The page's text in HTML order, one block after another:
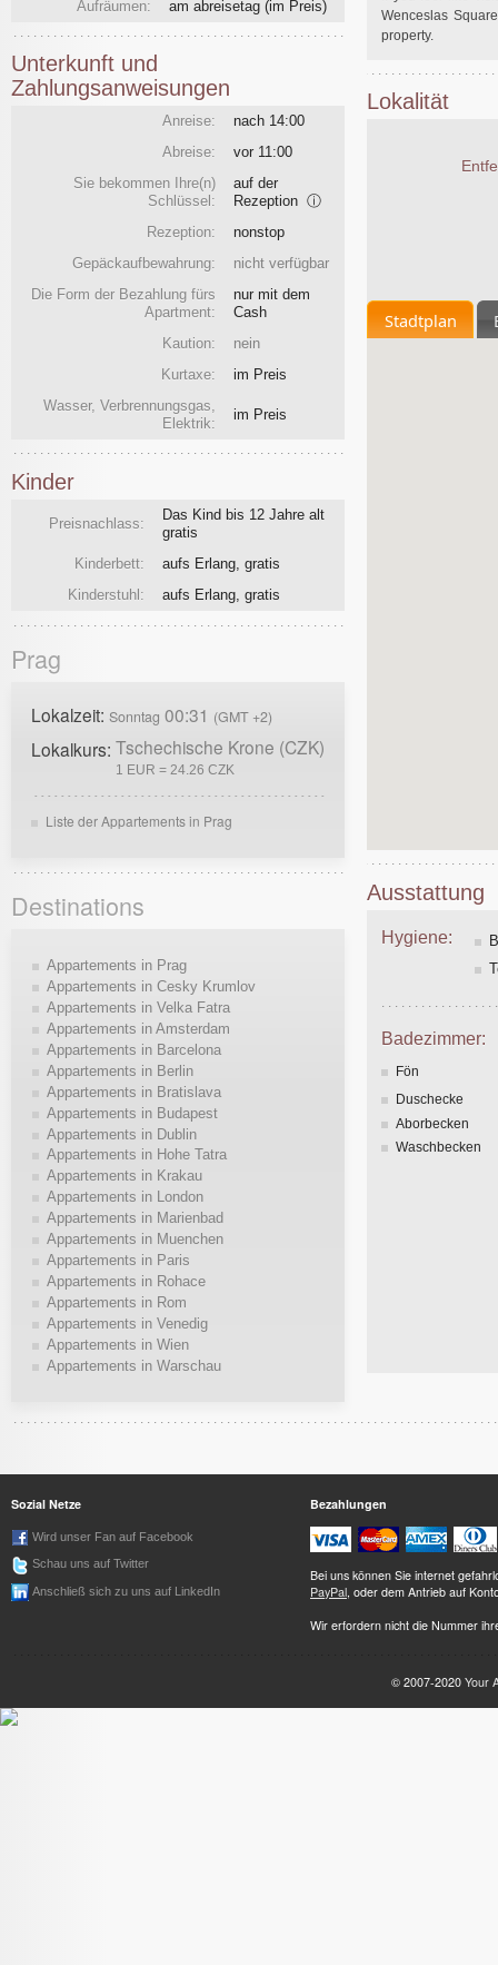
Wenceslas
property.
Lokalität
Stadtplan
Ausstattung
Hygiene:
Badezimmer:
Fön
Duschecke
Aborbecken
Waschbecken
Aufräumen:
am abreisetag (im Preis)
Unterkunft und
Zahlungsanweisungen
Anreise:
nach 14:00
Abreise:
vor 11:00
Sie bekommen Ihre(n)
Schlüssel:
auf der
Rezeption ⓘ
Rezeption:
nonstop
Gepäckaufbewahrung:
nicht verfügbar
Die Form der Bezahlung fürs
Apartment:
nur mit dem
Cash
Kaution:
nein
Kurtaxe:
im Preis
Wasser, Verbrennungsgas,
Elektrik:
im Preis
Kinder
Preisnachlass:
Das Kind bis 12 Jahre alt
gratis
Kinderbett:
aufs Erlang, gratis
Kinderstuhl:
aufs Erlang, gratis
Prag
Lokalzeit: Sonntag 00:31 (GMT +2)
Lokalkurs: Tschechische Krone (CZK)
1 EUR = 24.26 CZK
Liste der Appartements in Prag
Destinations
Appartements in Prag
Appartements in Cesky Krumlov
Appartements in Velka Fatra
Appartements in Amsterdam
Appartements in Barcelona
Appartements in Berlin
Appartements in Bratislava
Appartements in Budapest
Appartements in Dublin
Appartements in Hohe Tatra
Appartements in Krakau
Appartements in London
Appartements in Marienbad
Appartements in Muenchen
Appartements in Paris
Appartements in Rohace
Appartements in Rom
Appartements in Venedig
Appartements in Wien
Appartements in Warschau
Sozial Netze
Wird unser Fan auf Facebook
Schau uns auf Twitter
Anschließ sich zu uns auf LinkedIn
Bezahlungen
Bei uns können Sie internet
PayPal, oder dem Antrieb auf
Wir erfordern nicht die Nummer
© 2007-2020 Your